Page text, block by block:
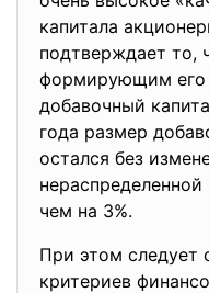
капитала
подтверждает то,
формирующим его
добавочный
года размер
остался без
чем на 3%.
При этом следует
критериев